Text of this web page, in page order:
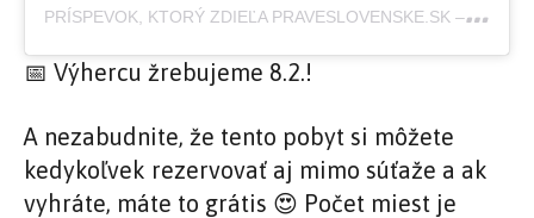
📅 Výhercu žrebujeme 8.2.!
A nezabudnite, že tento pobyt si môžete
kedykoľvek rezervovať aj mimo súťaže a ak
vyhráte, máte to grátis 😍 Počet miest je